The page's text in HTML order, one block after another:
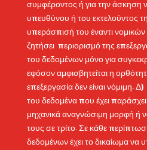
συμφέροντος ή για την άσκηση
υπευθύνου ή του εκτελούντος
υπεράσπισή του έναντι
ζητήσει περιορισμό της
του δεδομένων μόνο για
εφόσον αμφισβητείται η
επεξεργασία δεν είναι νόμιμη.
του δεδομένα που έχει
μηχανικά αναγνώσιμη μορφή ή
τους σε τρίτο. Σε κάθε
δεδομένων έχει το δικαίωμα να